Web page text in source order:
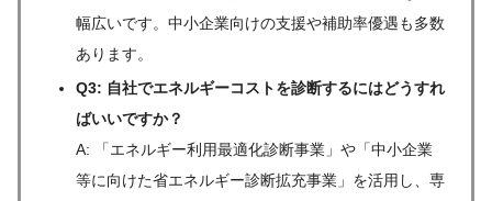
幅広いです。中小企業向けの支援や補助率優遇も多数
あります。
Q3: 自社でエネルギーコストを診断するにはどうすれ
ばいいですか？
A: 「エネルギー利用最適化診断事業」や「中小企業
等に向けた省エネルギー診断拡充事業」を活用し、専